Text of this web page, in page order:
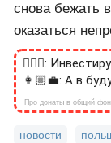
снова бежать
оказаться
🙎🏻‍♂️:
👩🏼‍💼: А в
Про донаты в общий
новости